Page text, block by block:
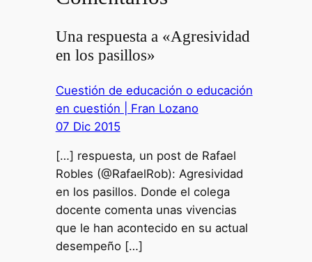
Una respuesta a «Agresividad
en los pasillos»
Cuestión de educación o educación
en cuestión | Fran Lozano
07 Dic 2015
[…] respuesta, un post de Rafael
Robles (@RafaelRob): Agresividad
en los pasillos. Donde el colega
docente comenta unas vivencias
que le han acontecido en su actual
desempeño […]